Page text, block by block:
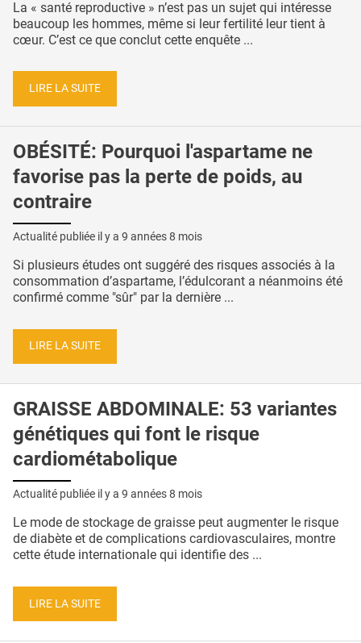
La « santé reproductive » n’est pas un sujet qui intéresse
beaucoup les hommes, même si leur fertilité leur tient à
cœur. C’est ce que conclut cette enquête ...
LIRE LA SUITE
OBÉSITÉ: Pourquoi l'aspartame ne
favorise pas la perte de poids, au
contraire
Actualité publiée il y a 9 années 8 mois
Si plusieurs études ont suggéré des risques associés à la
consommation d’aspartame, l’édulcorant a néanmoins été
confirmé comme "sûr" par la dernière ...
LIRE LA SUITE
GRAISSE ABDOMINALE: 53 variantes
génétiques qui font le risque
cardiométabolique
Actualité publiée il y a 9 années 8 mois
Le mode de stockage de graisse peut augmenter le risque
de diabète et de complications cardiovasculaires, montre
cette étude internationale qui identifie des ...
LIRE LA SUITE